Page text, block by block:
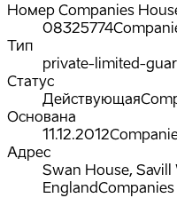
Номер Companies
08325774
Тип
private-limited-
Статус
Действующая
Основана
11.12.2012
Адрес
Swan House, Savill
England